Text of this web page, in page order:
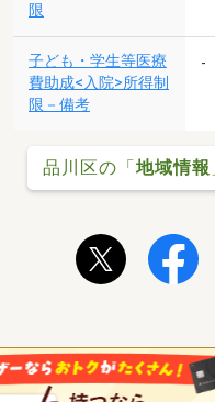
限
子ども・学生等医療
費助成<入院>所得制
限－備考
-
品川区の「地域情報